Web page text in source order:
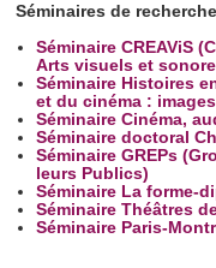
Séminaires de recherche
Séminaire CREAViS
Arts visuels et
Séminaire Histoires
et du cinéma :
Séminaire Cinéma,
Séminaire doctoral
Séminaire GREPs
leurs Publics)
Séminaire La forme-
Séminaire Théâtres
Séminaire Paris-